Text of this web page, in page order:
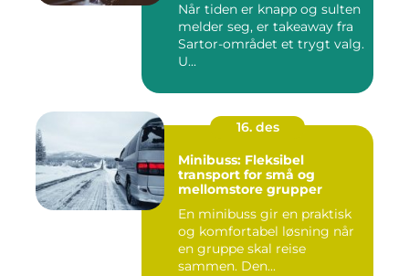
Når tiden er knapp og sulten
melder seg, er takeaway fra
Sartor-området et trygt valg.
U...
16. des
Minibuss: Fleksibel
transport for små og
mellomstore grupper
En minibuss gir en praktisk
og komfortabel løsning når
en gruppe skal reise
sammen. Den...